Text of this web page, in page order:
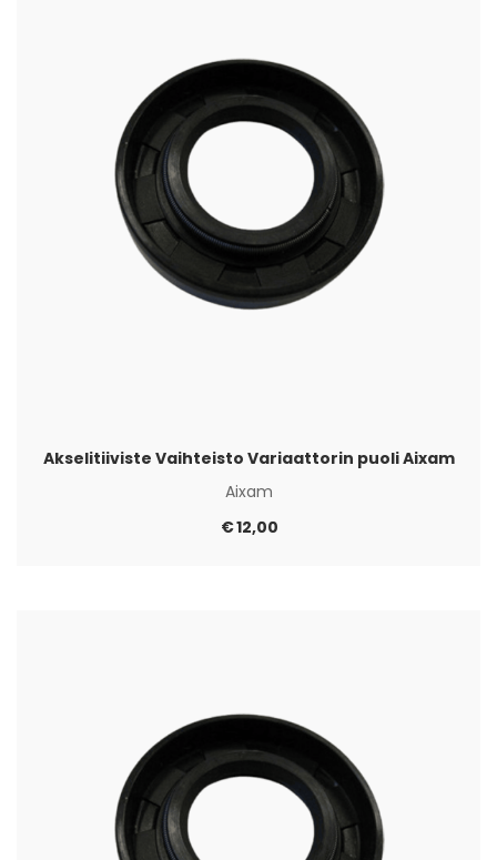
Akselitiiviste Vaihteisto Variaattorin puoli Aixam
Aixam
€12,00